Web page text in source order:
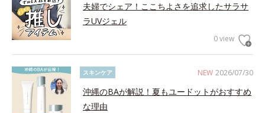
夫婦でシェア！ここちよさを追求したサラサ
ラUVジェル
0 view
NEW 2026/07/30
スキンケア
沖縄のBAが解説！夏もユードットがおすすめ
な理由